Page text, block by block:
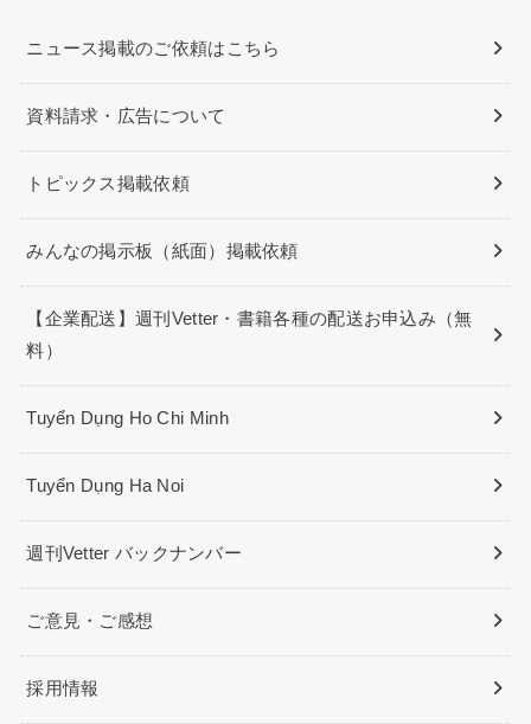
ニュース掲載のご依頼はこちら
資料請求・広告について
トピックス掲載依頼
みんなの掲示板（紙面）掲載依頼
【企業配送】週刊Vetter・書籍各種の配送お申込み（無
料）
Tuyển Dụng Ho Chi Minh
Tuyển Dụng Ha Noi
週刊Vetter バックナンバー
ご意見・ご感想
採用情報